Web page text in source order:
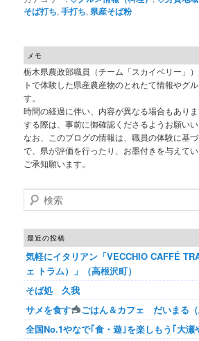
そば打ち,手打ち, 県産そば粉
メモ
栃木県農政部職員（チーム「スカイベリー」
トで体験した県産農産物のとれたて情報やグ
す。
時間の経過に伴い、内容が異なる場合もあり
する際は、事前に御確認くださるようお願いい
なお、このブログの情報は、職員の体験に基
で、県が評価を行ったり、お墨付きを与えて
ご承知願います。
検索
最近の投稿
気軽にイタリアン「VECCHIO CAFFÉ
ェ トラム）」（高根沢町）
そば処 久我
サメを食す
ごはん＆カフェ だいまる（
全国No.1やなで｢食・遊｣を楽しもう｢大